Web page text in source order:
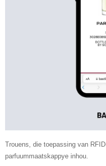
Trouens, die toepassing van
parfuummaatskappye inhou.